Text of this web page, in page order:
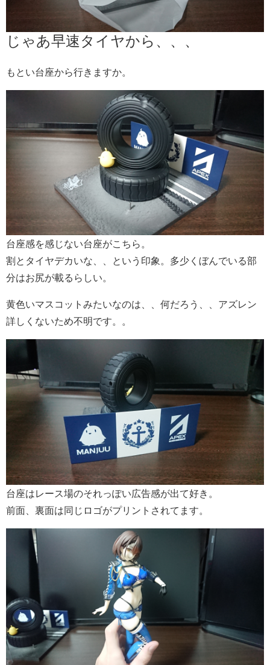
じゃあ早速タイヤから、、、
もとい台座から行きますか。
台座感を感じない台座がこちら。
割とタイヤデカいな、、という印象。多少くぼんでいる部
分はお尻が載るらしい。
黄色いマスコットみたいなのは、、何だろう、、アズレン
詳しくないため不明です。。
台座はレース場のそれっぽい広告感が出て好き。
前面、裏面は同じロゴがプリントされてます。